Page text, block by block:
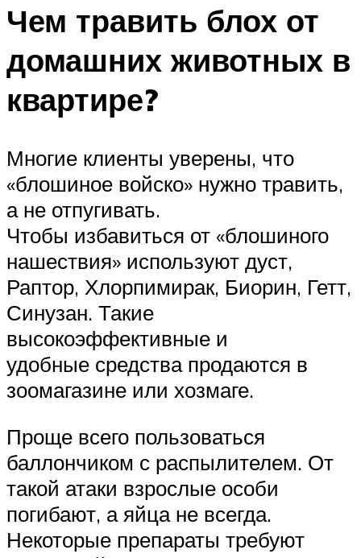
Чем травить блох от
домашних животных в
квартире?
Многие клиенты уверены, что
«блошиное войско» нужно травить,
а не отпугивать.
Чтобы избавиться от «блошиного
нашествия» используют дуст,
Раптор, Хлорпимирак, Биорин, Гетт,
Синузан. Такие
высокоэффективные и
удобные средства продаются в
зоомагазине или хозмаге.
Проще всего пользоваться
баллончиком с распылителем. От
такой атаки взрослые особи
погибают, а яйца не всегда.
Некоторые препараты требуют